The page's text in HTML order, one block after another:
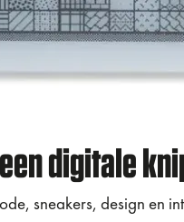
digitale
sneakers, design en